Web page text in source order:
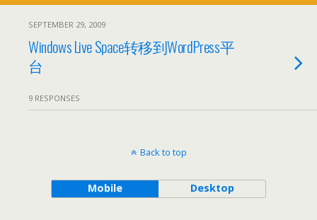
SEPTEMBER 29, 2009
Windows Live Space转移到WordPress平
台
9 RESPONSES
Back to top
Mobile Desktop